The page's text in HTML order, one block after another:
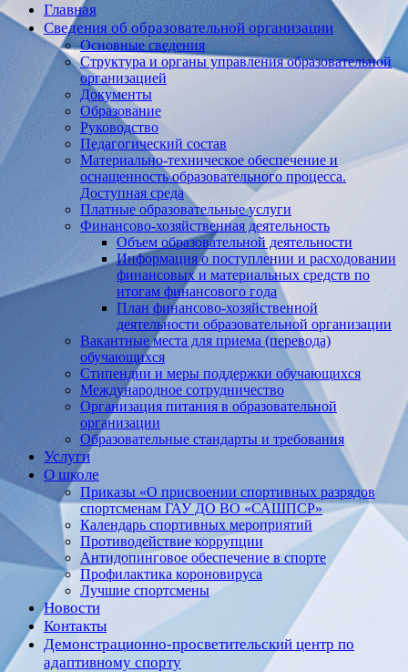
Главная
Сведения об образовательной организации
Основные сведения
Структура и органы управления образовательной
организацией
Документы
Образование
Руководство
Педагогический состав
Материально-техническое обеспечение и
оснащенность образовательного процесса.
Доступная среда
Платные образовательные услуги
Финансово-хозяйственная деятельность
Объем образовательной деятельности
Информация о поступлении и расходовании
финансовых и материальных средств по
итогам финансового года
План финансово-хозяйственной
деятельности образовательной организации
Вакантные места для приема (перевода)
обучающихся
Стипендии и меры поддержки обучающихся
Международное сотрудничество
Организация питания в образовательной
организации
Образовательные стандарты и требования
Услуги
О школе
Приказы «О присвоении спортивных разрядов
спортсменам ГАУ ДО ВО «САШПСР»
Календарь спортивных мероприятий
Противодействие коррупции
Антидопинговое обеспечение в спорте
Профилактика короновируса
Лучшие спортсмены
Новости
Контакты
Демонстрационно-просветительский центр по
адаптивному спорту